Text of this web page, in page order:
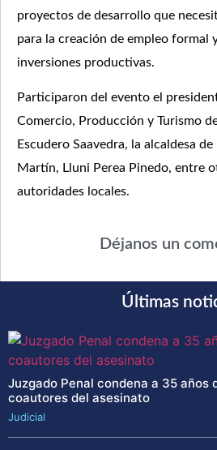
proyectos de desarrollo que
para la creación de empleo formal
inversiones productivas.
Participaron del evento el
Comercio, Producción y Turismo
Escudero Saavedra, la alcaldesa
Martín, Lluni Perea Pinedo, entre
autoridades locales.
Déjanos un
Últimas
Juzgado Penal condena a 35 años
coautores del asesinato
Judicial